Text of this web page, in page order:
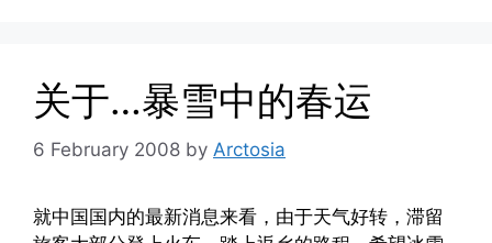
关于…暴雪中的春运
6 February 2008 by Arctosia
就中国国内的最新消息来看，由于天气好转，滞留